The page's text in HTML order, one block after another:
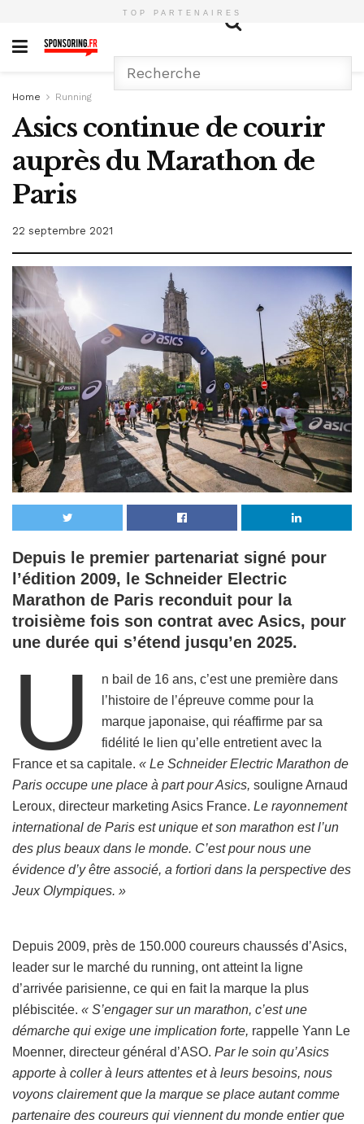
TOP PARTENAIRES
Home Running
Asics continue de courir
auprès du Marathon de
Paris
22 septembre 2021
Depuis le premier partenariat signé pour
l’édition 2009, le Schneider Electric
Marathon de Paris reconduit pour la
troisième fois son contrat avec Asics, pour
une durée qui s’étend jusqu’en 2025.
U
n bail de 16 ans, c’est une première dans
l’histoire de l’épreuve comme pour la
marque japonaise, qui réaffirme par sa
fidélité le lien qu’elle entretient avec la
France et sa capitale. « Le Schneider Electric Marathon de
Paris occupe une place à part pour Asics, souligne Arnaud
Leroux, directeur marketing Asics France. Le rayonnement
international de Paris est unique et son marathon est l’un
des plus beaux dans le monde. C’est pour nous une
évidence d’y être associé, a fortiori dans la perspective des
Jeux Olympiques. »
Depuis 2009, près de 150.000 coureurs chaussés d’Asics,
leader sur le marché du running, ont atteint la ligne
d’arrivée parisienne, ce qui en fait la marque la plus
plébiscitée. « S’engager sur un marathon, c’est une
démarche qui exige une implication forte, rappelle Yann Le
Moenner, directeur général d’ASO. Par le soin qu’Asics
apporte à coller à leurs attentes et à leurs besoins, nous
voyons clairement que la marque se place autant comme
partenaire des coureurs qui viennent du monde entier que